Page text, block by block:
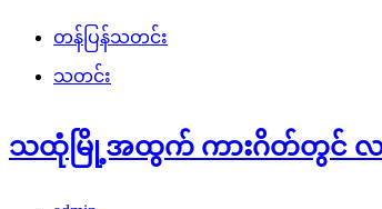
တန်ပြန်သတင်း
သတင်း
သထုံမြို့အထွက် ကားဂိတ်တွင် လက်